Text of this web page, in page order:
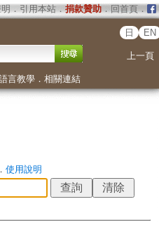
． 引用本站． 捐款贊助．回首頁．
日 EN
上一頁
言教學． 相關連結
． 使用說明